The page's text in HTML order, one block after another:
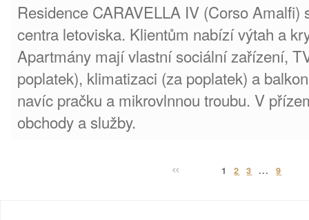
Residence CARAVELLA IV (Corso Amalfi)
centra letoviska. Klientům nabízí výtah a
Apartmány mají vlastní sociální zařízení,
poplatek), klimatizaci (za poplatek) a
navíc pračku a mikrovlnnou troubu. V
obchody a služby.
1 2 3 ...9